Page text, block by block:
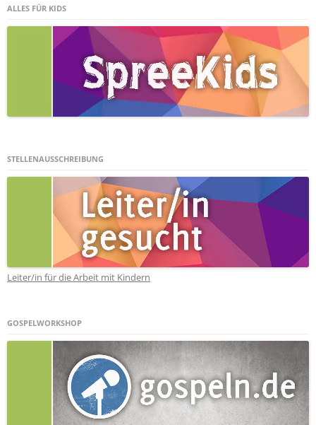
ALLES FÜR KIDS
STELLENAUSSCHREIBUNG
Leiter/in für die Arbeit mit Kindern
GOSPELWORKSHOP